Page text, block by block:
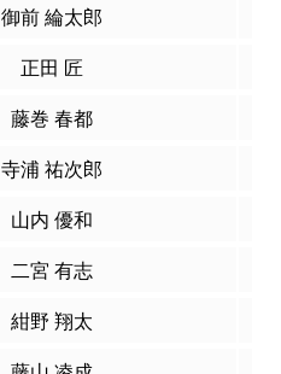
御前 綸太郎
正田 匠
藤巻 春都
寺浦 祐次郎
山内 優和
二宮 有志
紺野 翔太